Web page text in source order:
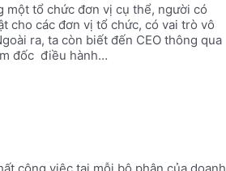
một tổ chức đơn vị cụ thể, người có
cho các đơn vị tổ chức, có vai trò vô
ra, ta còn biết đến CEO thông qua
đốc điều hành…
công việc tại mỗi bộ phận của doanh